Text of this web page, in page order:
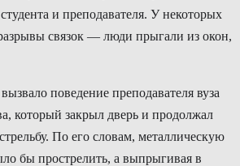
и преподавателя. У некоторых
связок — люди прыгали из окон,
поведение преподавателя вуза
который закрыл дверь и продолжал
По его словам, металлическую
бы прострелить, а выпрыгивая в